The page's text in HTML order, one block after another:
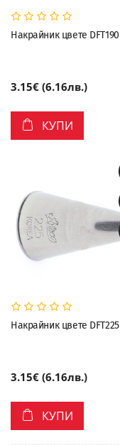
Накрайник цвете DFT190
3.15€ (6.16лв.)
КУПИ
Накрайник цвете DFT225
3.15€ (6.16лв.)
КУПИ